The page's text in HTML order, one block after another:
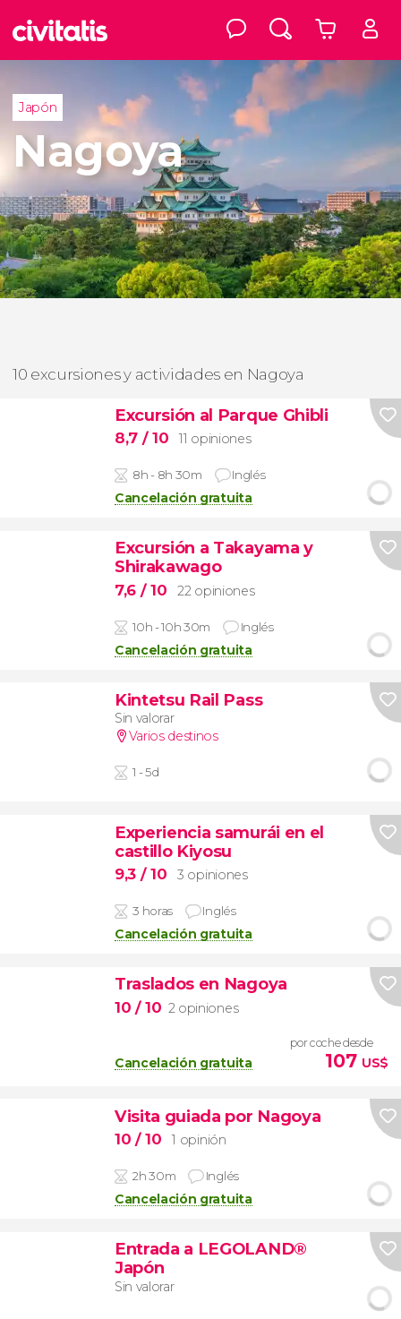
Japón
Nagoya
10 excursiones y actividades en Nagoya
Excursión al Parque Ghibli
8,7 / 10 11 opiniones
8h - 8h 30m Inglés
Cancelación gratuita
Excursión a Takayama y
Shirakawago
7,6 / 10 22 opiniones
10h - 10h 30m Inglés
Cancelación gratuita
Kintetsu Rail Pass
Sin valorar
Varios destinos
1 - 5d
Experiencia samurái en el
castillo Kiyosu
9,3 / 10 3 opiniones
3 horas Inglés
Cancelación gratuita
Traslados en Nagoya
10 / 10 2 opiniones
Cancelación gratuita
por coche desde
107 US$
Visita guiada por Nagoya
10 / 10 1 opinión
2h 30m Inglés
Cancelación gratuita
Entrada a LEGOLAND®
Japón
Sin valorar